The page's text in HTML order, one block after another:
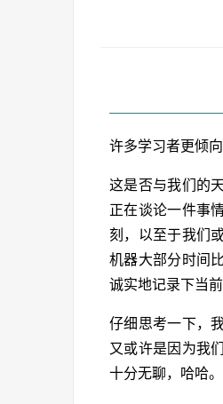
许多学习者更倾
这是否与我们的
正在谈论一件事
刻，以至于我们
机器大部分时间
诚实地记录下当
仔细思考一下，
又或许是因为我
十分无聊，哈哈。